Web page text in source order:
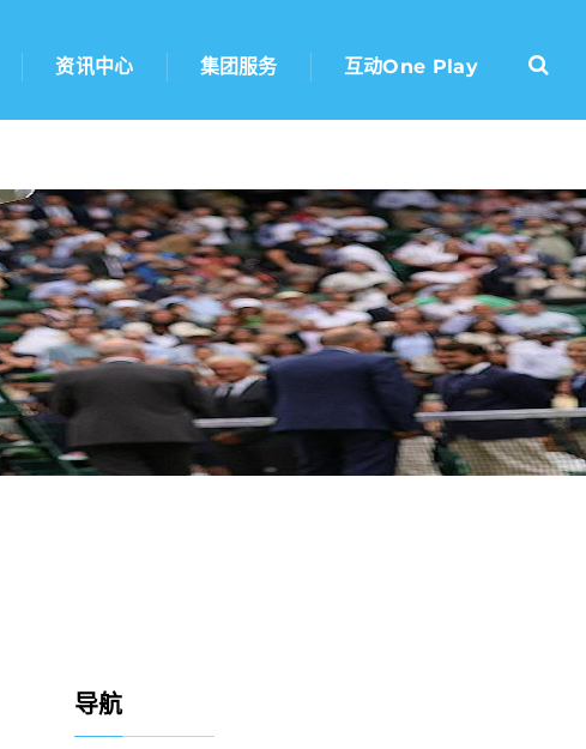
资讯中心 集团服务 互动one Play
导航